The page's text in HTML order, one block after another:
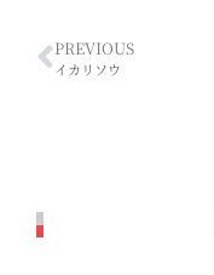
PREVIOUS
イカリソウ